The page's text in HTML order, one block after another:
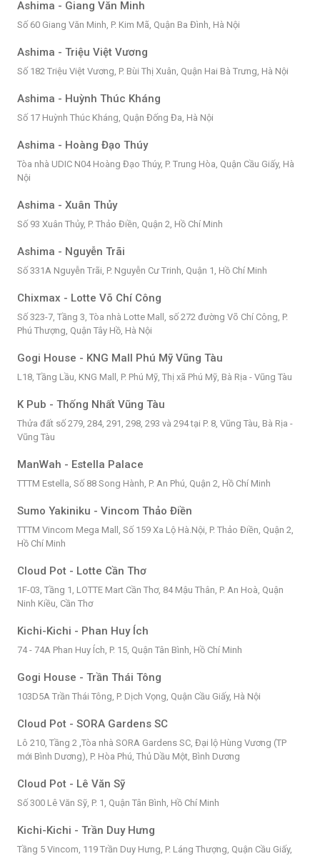
Ashima - Giang Văn Minh
Số 60 Giang Văn Minh, P. Kim Mã, Quận Ba Đình, Hà Nội
Ashima - Triệu Việt Vương
Số 182 Triệu Việt Vương, P. Bùi Thị Xuân, Quận Hai Bà Trưng, Hà Nội
Ashima - Huỳnh Thúc Kháng
Số 17 Huỳnh Thúc Kháng, Quận Đống Đa, Hà Nội
Ashima - Hoàng Đạo Thúy
Tòa nhà UDIC N04 Hoàng Đạo Thúy, P. Trung Hòa, Quận Cầu Giấy, Hà
Nội
Ashima - Xuân Thủy
Số 93 Xuân Thủy, P. Thảo Điền, Quận 2, Hồ Chí Minh
Ashima - Nguyễn Trãi
Số 331A Nguyễn Trãi, P. Nguyễn Cư Trinh, Quận 1, Hồ Chí Minh
Chixmax - Lotte Võ Chí Công
Số 323-7, Tầng 3, Tòa nhà Lotte Mall, số 272 đường Võ Chí Công, P.
Phú Thượng, Quận Tây Hồ, Hà Nội
Gogi House - KNG Mall Phú Mỹ Vũng Tàu
L18, Tầng Lầu, KNG Mall, P. Phú Mỹ, Thị xã Phú Mỹ, Bà Rịa - Vũng Tàu
K Pub - Thống Nhất Vũng Tàu
Thửa đất số 279, 284, 291, 298, 293 và 294 tại P. 8, Vũng Tàu, Bà Rịa -
Vũng Tàu
ManWah - Estella Palace
TTTM Estella, Số 88 Song Hành, P. An Phú, Quận 2, Hồ Chí Minh
Sumo Yakiniku - Vincom Thảo Điền
TTTM Vincom Mega Mall, Số 159 Xa Lộ Hà.Nội, P. Thảo Điền, Quận 2,
Hồ Chí Minh
Cloud Pot - Lotte Cần Thơ
1F-03, Tầng 1, LOTTE Mart Cần Thơ, 84 Mậu Thân, P. An Hoà, Quận
Ninh Kiều, Cần Thơ
Kichi-Kichi - Phan Huy Ích
74 - 74A Phan Huy Ích, P. 15, Quận Tân Bình, Hồ Chí Minh
Gogi House - Trần Thái Tông
103D5A Trần Thái Tông, P. Dịch Vọng, Quận Cầu Giấy, Hà Nội
Cloud Pot - SORA Gardens SC
Lô 210, Tầng 2 ,Tòa nhà SORA Gardens SC, Đại lộ Hùng Vương (TP
mới Bình Dương), P. Hòa Phú, Thủ Dầu Một, Bình Dương
Cloud Pot - Lê Văn Sỹ
Số 300 Lê Văn Sỹ, P. 1, Quận Tân Bình, Hồ Chí Minh
Kichi-Kichi - Trần Duy Hưng
Tầng 5 Vincom, 119 Trần Duy Hưng, P. Láng Thượng, Quận Cầu Giấy,